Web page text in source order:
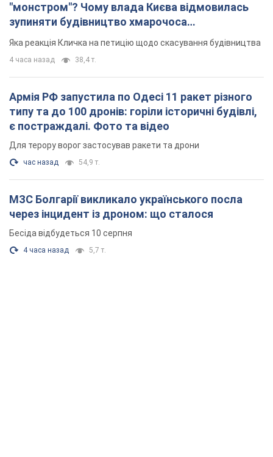
"монстром"? Чому влада Києва відмовилась
зупиняти будівництво хмарочоса
"московського вірянина"
Яка реакція Кличка на петицію щодо скасування будівництва
4 часа назад 38,4 т.
Армія РФ запустила по Одесі 11 ракет різного
типу та до 100 дронів: горіли історичні будівлі,
є постраждалі. Фото та відео
Для терору ворог застосував ракети та дрони
час назад 54,9 т.
МЗС Болгарії викликало українського посла
через інцидент із дроном: що сталося
Бесіда відбудеться 10 серпня
4 часа назад 5,7 т.